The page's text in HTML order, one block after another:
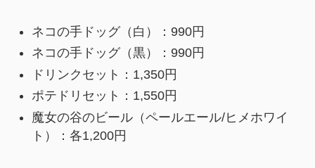
ネコの手ドッグ（白）：990円
ネコの手ドッグ（黒）：990円
ドリンクセット：1,350円
ポテドリセット：1,550円
魔女の谷のビール（ペールエール/ヒメホワイ
ト）：各1,200円